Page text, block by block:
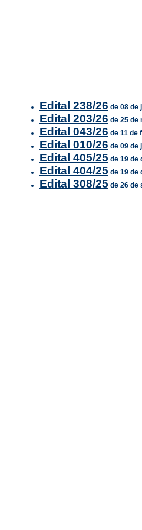
Edital 238/26 de 08 de
Edital 203/26 de 25 de
Edital 043/26 de 11 de
Edital 010/26 de 09 de
Edital 405/25 de 19 de
Edital 404/25 de 19 de
Edital 308/25 de 26 de